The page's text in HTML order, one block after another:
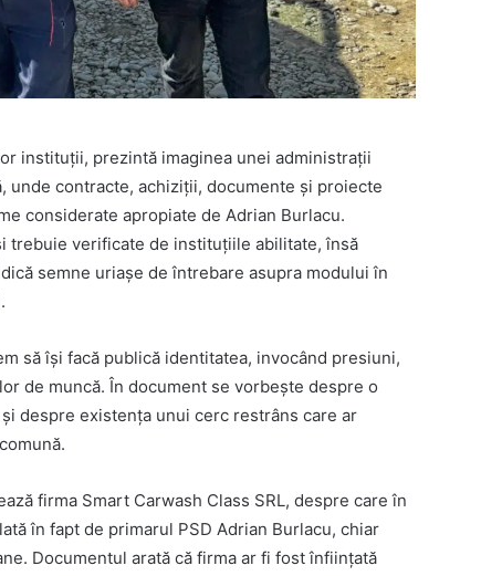
instituții, prezintă imaginea unei administrații
contracte, achiziții, documente și proiecte
considerate apropiate de Adrian Burlacu.
trebuie verificate de instituțiile abilitate, însă
semne uriașe de întrebare asupra modului în
să își facă publică identitatea, invocând presiuni,
de muncă. În document se vorbește despre o
despre existența unui cerc restrâns care ar
firma Smart Carwash Class SRL, despre care în
în fapt de primarul PSD Adrian Burlacu, chiar
Documentul arată că firma ar fi fost înființată